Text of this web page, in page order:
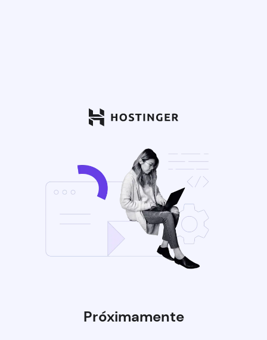
Próximamente